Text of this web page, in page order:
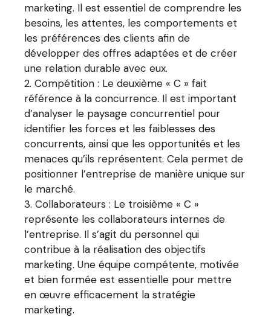
marketing. Il est essentiel de comprendre les
besoins, les attentes, les comportements et
les préférences des clients afin de
développer des offres adaptées et de créer
une relation durable avec eux.
Compétition : Le deuxième « C » fait
référence à la concurrence. Il est important
d’analyser le paysage concurrentiel pour
identifier les forces et les faiblesses des
concurrents, ainsi que les opportunités et les
menaces qu’ils représentent. Cela permet de
positionner l’entreprise de manière unique sur
le marché.
Collaborateurs : Le troisième « C »
représente les collaborateurs internes de
l’entreprise. Il s’agit du personnel qui
contribue à la réalisation des objectifs
marketing. Une équipe compétente, motivée
et bien formée est essentielle pour mettre
en œuvre efficacement la stratégie
marketing.